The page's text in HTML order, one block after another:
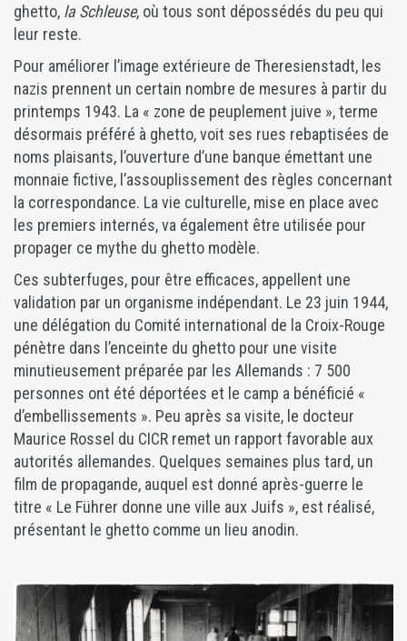
ghetto, la Schleuse, où tous sont dépossédés du peu qui
leur reste.
Pour améliorer l’image extérieure de Theresienstadt, les
nazis prennent un certain nombre de mesures à partir du
printemps 1943. La « zone de peuplement juive », terme
désormais préféré à ghetto, voit ses rues rebaptisées de
noms plaisants, l’ouverture d’une banque émettant une
monnaie fictive, l’assouplissement des règles concernant
la correspondance. La vie culturelle, mise en place avec
les premiers internés, va également être utilisée pour
propager ce mythe du ghetto modèle.
Ces subterfuges, pour être efficaces, appellent une
validation par un organisme indépendant. Le 23 juin 1944,
une délégation du Comité international de la Croix-Rouge
pénètre dans l’enceinte du ghetto pour une visite
minutieusement préparée par les Allemands : 7 500
personnes ont été déportées et le camp a bénéficié «
d’embellissements ». Peu après sa visite, le docteur
Maurice Rossel du CICR remet un rapport favorable aux
autorités allemandes. Quelques semaines plus tard, un
film de propagande, auquel est donné après-guerre le
titre « Le Führer donne une ville aux Juifs », est réalisé,
présentant le ghetto comme un lieu anodin.